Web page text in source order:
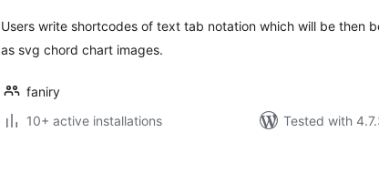
Users write shortcodes of text tab notation which will be then
as svg chord chart images.
faniry
10+ active installations
Tested with